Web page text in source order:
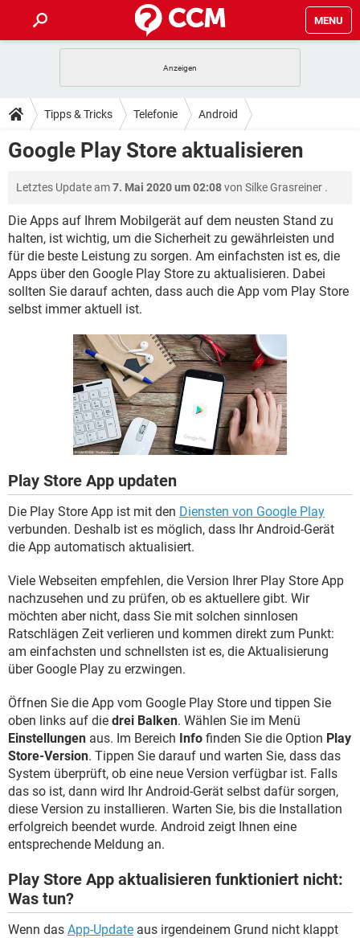
MENU
ANDROID IOS
WINDOWS 10 INSTAGRAM
TIPPS & TRICKS
SPIELE STREAMING
ANDROID IOS
WINDOWS 10 INSTAGRAM
WHATSAPP TIKTOK
FACEBOOK HARDWARE
DOWNLOADS
WINDOWS 10 INSTAGRAM
WHATSAPP TIKTOK
FACEBOOK
FORUM
SPIELE STREAMING
ANDROID IOS
WINDOWS 10 INSTAGRAM
WHATSAPP TIKTOK
LEXIKON
SPIELE STREAMING
ANDROID
WINDOWS 10
TIKTOK
HARDWARE
Tipps & Tricks Telefonie Android
Google Play Store aktualisieren
Letztes Update am7. Mai 2020 um 02:08von Silke Grasreiner .
Die Apps auf Ihrem Mobilgerät auf dem neusten Stand zu
halten, ist wichtig, um die Sicherheit zu gewährleisten und
für die beste Leistung zu sorgen. Am einfachsten ist es, die
Apps über den Google Play Store zu aktualisieren. Dabei
sollten Sie darauf achten, dass auch die App vom Play Store
selbst immer aktuell ist.
Play Store App updaten
Die Play Store App ist mit den Diensten von Google Play
verbunden. Deshalb ist es möglich, dass Ihr Android-Gerät
die App automatisch aktualisiert.
Viele Webseiten empfehlen, die Version Ihrer Play Store App
nachzusehen und zu prüfen, ob es aktuellere gibt. Wir
möchten aber nicht, dass Sie mit solchen sinnlosen
Ratschlägen Zeit verlieren und kommen direkt zum Punkt:
am einfachsten und schnellsten ist es, die Aktualisierung
über Google Play zu erzwingen.
Öffnen Sie die App vom Google Play Store und tippen Sie
oben links auf die drei Balken. Wählen Sie im Menü
Einstellungen aus. Im Bereich Info finden Sie die Option Play
Store-Version. Tippen Sie darauf und warten Sie, dass das
System überprüft, ob eine neue Version verfügbar ist. Falls
das so ist, dann wird Ihr Android-Gerät selbst dafür sorgen,
diese Version zu installieren. Warten Sie, bis die Installation
erfolgreich beendet wurde. Android zeigt Ihnen eine
entsprechende Meldung an.
Play Store App aktualisieren funktioniert nicht:
Was tun?
Wenn das App-Update aus irgendeinem Grund nicht klappt